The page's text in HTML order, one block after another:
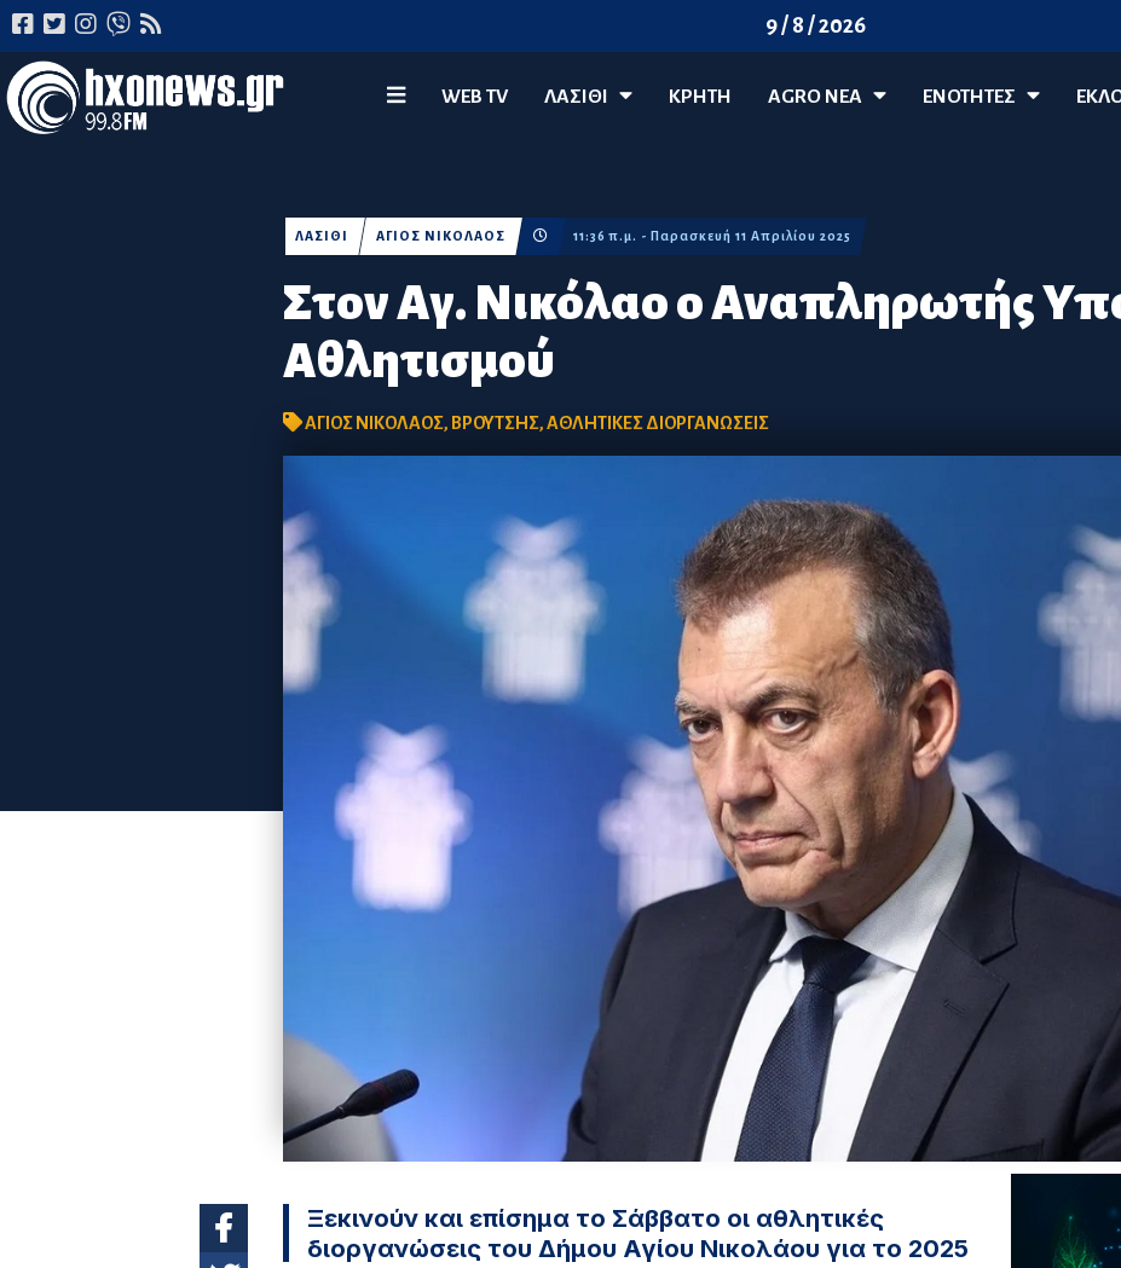
9 / 8 / 2026
WEB TV ΛΑΣΊΘΙ ΚΡΗΤΗ AGRO ΝΈΑ ΕΝΟΤΗΤΕΣ
Στον Αγ. Νικόλαο ο Αναπληρωτής
Αθλητισμού
ΛΑΣΙΘΙ ΑΓΙΟΣ ΝΙΚΟΛΑΟΣ 11:36 π.μ. - Παρασκευή 11 Απριλίου 2025
ΑΓΙΟΣ ΝΙΚΟΛΑΟΣ, ΒΡΟΥΤΣΗΣ,ΑΘΛΗΤΙΚΕΣ ΔΙΟΡΓΑΝΩΣΕΙΣ
Ξεκινούν και επίσημα το Σάββατο οι αθλητικές
διοργανώσεις του Δήμου Αγίου Νικολάου για το 2025